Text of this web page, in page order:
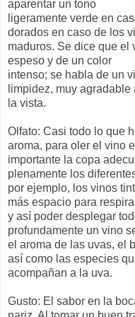
aparentar un tono
ligeramente verde en
dorados en caso de los
maduros. Se dice que el
espeso y de un color
intenso; se habla de un
limpidez, muy agradable
la vista.
Olfato: Casi todo lo que
aroma, para oler el vino
importante la copa
plenamente los
por ejemplo, los vinos
más espacio para
y así poder desplegar
profundamente un vino
el aroma de las uvas, el
así como las especies
acompañan a la uva.
Gusto: El sabor en la